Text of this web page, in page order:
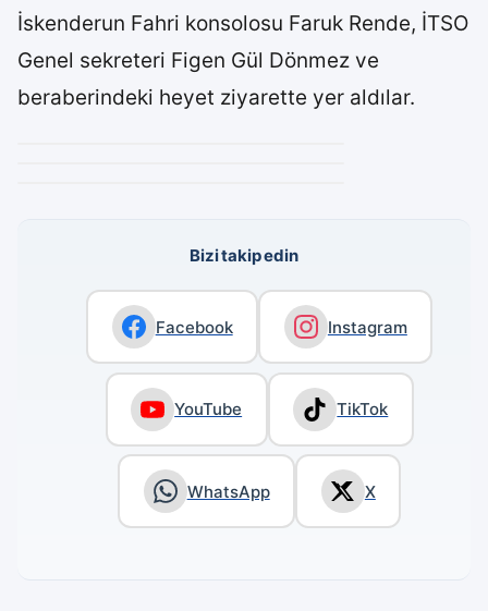
İskenderun Fahri konsolosu Faruk Rende, İTSO
Genel sekreteri Figen Gül Dönmez ve
beraberindeki heyet ziyarette yer aldılar.
Bizi takip edin
Facebook Instagram
YouTube TikTok
WhatsApp X